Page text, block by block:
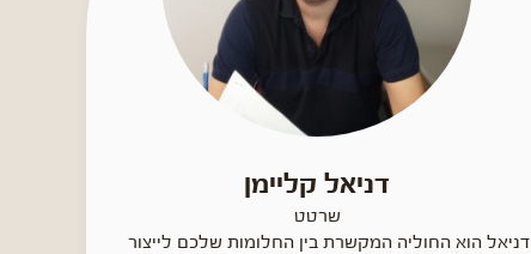
דניאל קליימן
שרטט
דניאל הוא החוליה המקשרת בין החלומות שלכם לייצור